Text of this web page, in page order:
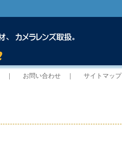
｜ お問い合わせ ｜ サイトマップ